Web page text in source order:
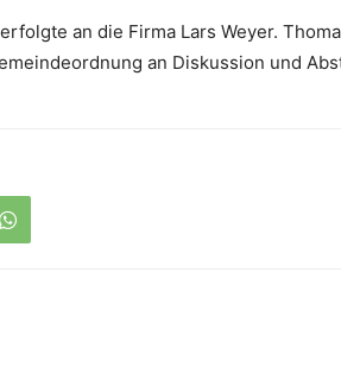
an die Firma Lars Weyer.
an Diskussion und